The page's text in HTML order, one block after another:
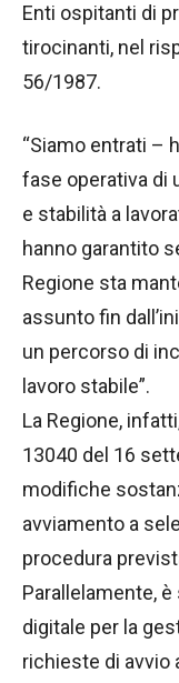
Enti ospitanti di
tirocinanti, nel
56/1987.
“Siamo entrati –
fase operativa di
e stabilità a
hanno garantito
Regione sta
assunto fin
un percorso di
lavoro stabile”.
La Regione,
13040 del 16
modifiche
avviamento a
procedura
Parallelamente,
digitale per la
richieste di avvio